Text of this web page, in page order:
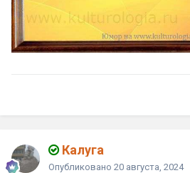
Калуга
Опубликовано 20 августа, 2024